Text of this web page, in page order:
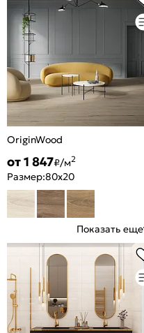
OriginWood
от 1 847₽/м2
Размер:80x20
Показать еще